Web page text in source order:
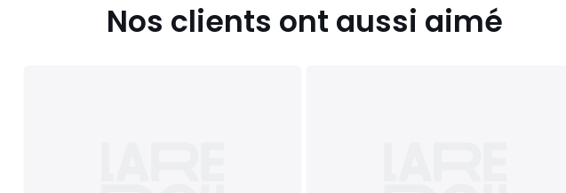
Nos clients ont aussi aimé